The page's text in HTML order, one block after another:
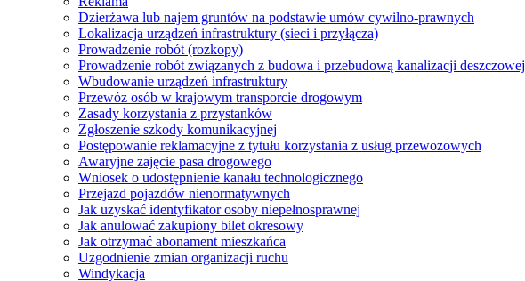
Dzierżawa lub najem gruntów na podstawie umów cywilno-prawnych
Lokalizacja urządzeń infrastruktury (sieci i przyłącza)
Prowadzenie robót (rozkopy)
Prowadzenie robót związanych z budowa i przebudową kanalizacji deszczowej
Wbudowanie urządzeń infrastruktury
Przewóz osób w krajowym transporcie drogowym
Zasady korzystania z przystanków
Zgłoszenie szkody komunikacyjnej
Postępowanie reklamacyjne z tytułu korzystania z usług przewozowych
Awaryjne zajęcie pasa drogowego
Wniosek o udostępnienie kanału technologicznego
Przejazd pojazdów nienormatywnych
Jak uzyskać identyfikator osoby niepełnosprawnej
Jak anulować zakupiony bilet okresowy
Jak otrzymać abonament mieszkańca
Uzgodnienie zmian organizacji ruchu
Windykacja